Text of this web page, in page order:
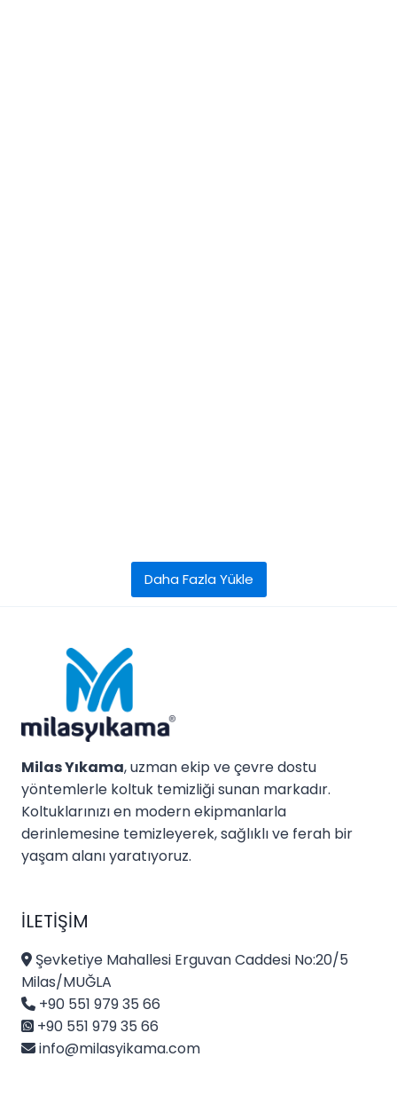
Daha Fazla Yükle
Milas Yıkama, uzman ekip ve çevre dostu
yöntemlerle koltuk temizliği sunan markadır.
Koltuklarınızı en modern ekipmanlarla
derinlemesine temizleyerek, sağlıklı ve ferah bir
yaşam alanı yaratıyoruz.
İLETIŞIM
Şevketiye Mahallesi Erguvan Caddesi No:20/5
Milas/MUĞLA
+90 551 979 35 66
+90 551 979 35 66
info@milasyikama.com